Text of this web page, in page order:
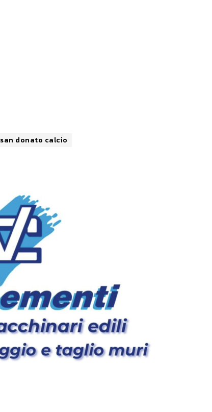
san donato calcio